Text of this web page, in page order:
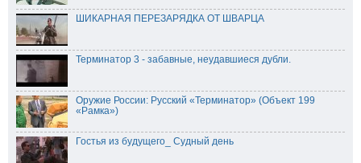
ШИКАРНАЯ ПЕРЕЗАРЯДКА ОТ ШВАРЦА
Терминатор 3 - забавные, неудавшиеся дубли.
Оружие России: Русский «Терминатор» (Объект 199
«Рамка»)
Гостья из будущего_ Судный день